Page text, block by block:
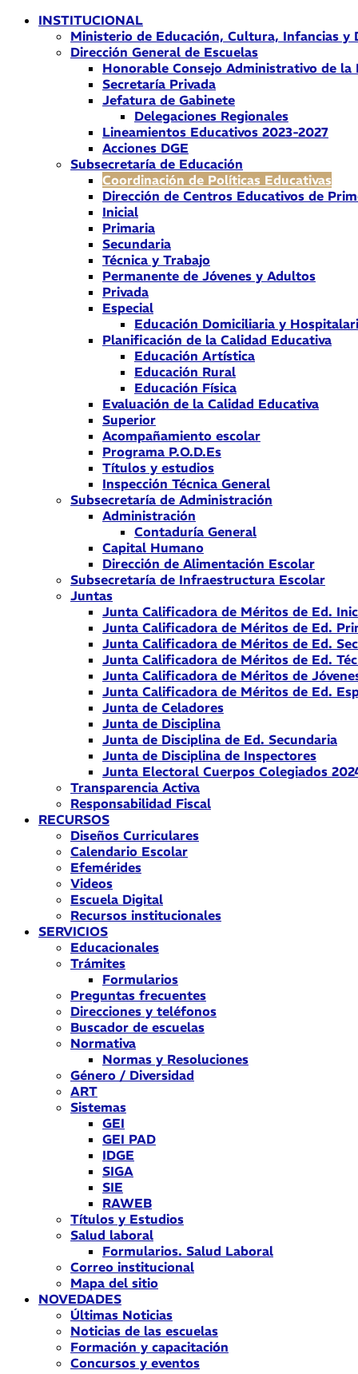
INSTITUCIONAL
Ministerio de Educación, Cultura, Infancias y
Dirección General de Escuelas
Honorable Consejo Administrativo de la
Secretaría Privada
Jefatura de Gabinete
Delegaciones Regionales
Lineamientos Educativos 2023-2027
Acciones DGE
Subsecretaría de Educación
Coordinación de Políticas Educativas
Dirección de Centros Educativos de
Inicial
Primaria
Secundaria
Técnica y Trabajo
Permanente de Jóvenes y Adultos
Privada
Especial
Educación Domiciliaria y
Planificación de la Calidad Educativa
Educación Artística
Educación Rural
Educación Física
Evaluación de la Calidad Educativa
Superior
Acompañamiento escolar
Programa P.O.D.Es
Títulos y estudios
Inspección Técnica General
Subsecretaría de Administración
Administración
Contaduría General
Capital Humano
Dirección de Alimentación Escolar
Subsecretaría de Infraestructura Escolar
Juntas
Junta Calificadora de Méritos de Ed.
Junta Calificadora de Méritos de Ed.
Junta Calificadora de Méritos de Ed.
Junta Calificadora de Méritos de Ed.
Junta Calificadora de Méritos de
Junta Calificadora de Méritos de Ed.
Junta de Celadores
Junta de Disciplina
Junta de Disciplina de Ed. Secundaria
Junta de Disciplina de Inspectores
Junta Electoral Cuerpos Colegiados
Transparencia Activa
Responsabilidad Fiscal
RECURSOS
Diseños Curriculares
Calendario Escolar
Efemérides
Videos
Escuela Digital
Recursos institucionales
SERVICIOS
Educacionales
Trámites
Formularios
Preguntas frecuentes
Direcciones y teléfonos
Buscador de escuelas
Normativa
Normas y Resoluciones
Género / Diversidad
ART
Sistemas
GEI
GEI PAD
IDGE
SIGA
SIE
RAWEB
Títulos y Estudios
Salud laboral
Formularios. Salud Laboral
Correo institucional
Mapa del sitio
NOVEDADES
Últimas Noticias
Noticias de las escuelas
Formación y capacitación
Concursos y eventos